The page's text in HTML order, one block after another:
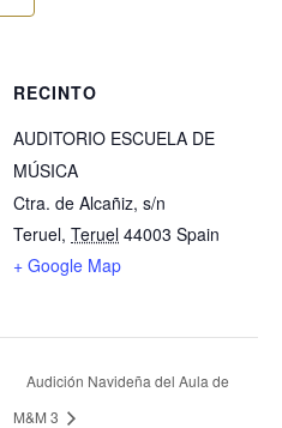
RECINTO
AUDITORIO ESCUELA DE
MÚSICA
Ctra. de Alcañiz, s/n
Teruel, Teruel 44003 Spain
+ Google Map
Audición Navideña del Aula de
M&M 3